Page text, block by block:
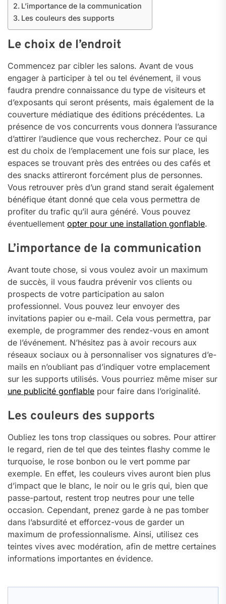
L’importance de la communication
Les couleurs des supports
Le choix de l’endroit
Commencez par cibler les salons. Avant de vous
engager à participer à tel ou tel événement, il vous
faudra prendre connaissance du type de visiteurs et
d’exposants qui seront présents, mais également de la
couverture médiatique des éditions précédentes. La
présence de vos concurrents vous donnera l’assurance
d’attirer l’audience que vous recherchez. Pour ce qui
est du choix de l’emplacement une fois sur place, les
espaces se trouvant près des entrées ou des cafés et
des snacks attireront forcément plus de personnes.
Vous retrouver près d’un grand stand serait également
bénéfique étant donné que cela vous permettra de
profiter du trafic qu’il aura généré. Vous pouvez
éventuellement opter pour une installation gonflable.
L’importance de la communication
Avant toute chose, si vous voulez avoir un maximum
de succès, il vous faudra prévenir vos clients ou
prospects de votre participation au salon
professionnel. Vous pouvez leur envoyer des
invitations papier ou e-mail. Cela vous permettra, par
exemple, de programmer des rendez-vous en amont
de l’événement. N’hésitez pas à avoir recours aux
réseaux sociaux ou à personnaliser vos signatures d’e-
mails en n’oubliant pas d’indiquer votre emplacement
sur les supports utilisés. Vous pourriez même miser sur
une publicité gonflable pour faire dans l’originalité.
Les couleurs des supports
Oubliez les tons trop classiques ou sobres. Pour attirer
le regard, rien de tel que des teintes flashy comme le
turquoise, le rose bonbon ou le vert pomme par
exemple. En effet, les couleurs vives auront bien plus
d’impact que le blanc, le noir ou le gris qui, bien que
passe-partout, restent trop neutres pour une telle
occasion. Cependant, prenez garde à ne pas tomber
dans l’absurdité et efforcez-vous de garder un
maximum de professionnalisme. Ainsi, utilisez ces
teintes vives avec modération, afin de mettre certaines
informations importantes en évidence.